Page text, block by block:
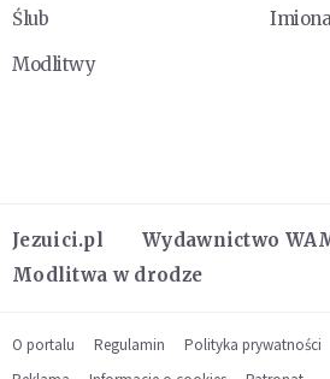
Ślub
Modlitwy
Jezuici.pl Wydawnictwo
Modlitwa w drodze
O portalu Regulamin Polityka prywatności